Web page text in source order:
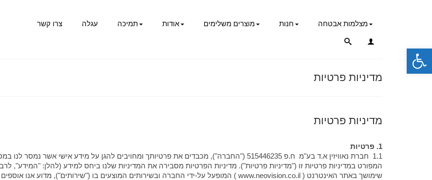
פתח סרגל נגישות
מצלמות אבטחה חנות מוצרים משלימים אודות תמיכה עגלה צרו קשר
מדיניות פרטיות
מדיניות פרטיות
1. פרטיות
1.1 חברת נאוויזין א.ד בע"מ ח.פ 515446235 ("החברה"), מכבדים את פרטיותך ומחויבים להגן על מידע
המפורט במדיניות פרטיות זו ("מדיניות פרטיות"). מדיניות הפרטיות מסבירה את המדיניות שלנו ביחס למידע (להלן: "המידע",
שימושך באתר האינטרנט ( www.neovision.co.il ) המופעל על-ידי החברה ובשירותים המוצעים בו ("שירותים"), מדוע אנו אוספים את המידע הנ"ל וכיצד אנו משתמשים בו.